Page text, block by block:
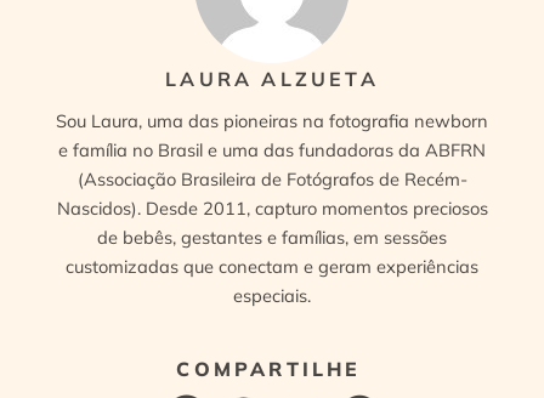
LAURA ALZUETA
Sou Laura, uma das pioneiras na fotografia newborn
e família no Brasil e uma das fundadoras da ABFRN
(Associação Brasileira de Fotógrafos de Recém-
Nascidos). Desde 2011, capturo momentos preciosos
de bebês, gestantes e famílias, em sessões
customizadas que conectam e geram experiências
especiais.